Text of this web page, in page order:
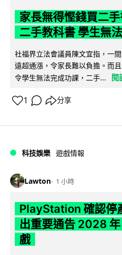
家長無得慳錢買二
二手教科書 學生無
社福界立法會議員陳文宜指，一
遠超通漲，令家長難以負擔。而
令學生無法完成功課，二手...
閱
1 分享
科技娛樂 遊戲情報
Lawton 1 小時
PlayStation 確認停
出重要通告 2028
戲